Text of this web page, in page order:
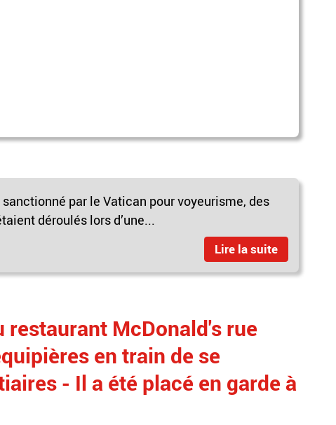
par le Vatican pour voyeurisme, des
déroulés lors d’une...
Lire la suite
restaurant McDonald's rue
en train de se
- Il a été placé en garde à